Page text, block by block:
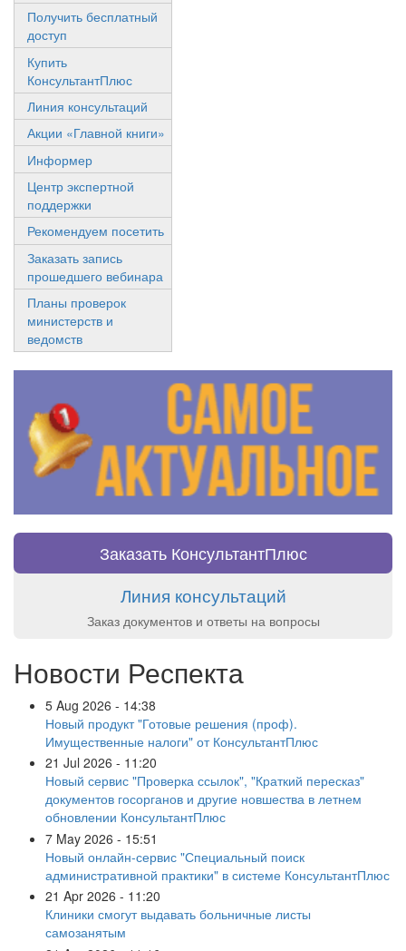
Получить бесплатный
доступ
Купить
КонсультантПлюс
Линия консультаций
Акции «Главной книги»
Информер
Центр экспертной
поддержки
Рекомендуем посетить
Заказать запись
прошедшего вебинара
Планы проверок
министерств и
ведомств
Заказать КонсультантПлюс
Линия консультаций
Заказ документов и ответы на вопросы
Новости Респекта
5 Aug 2026 - 14:38
Новый продукт "Готовые решения (проф).
Имущественные налоги" от КонсультантПлюс
21 Jul 2026 - 11:20
Новый сервис "Проверка ссылок", "Краткий пересказ"
документов госорганов и другие новшества в летнем
обновлении КонсультантПлюс
7 May 2026 - 15:51
Новый онлайн-сервис "Специальный поиск
административной практики" в системе КонсультантПлюс
21 Apr 2026 - 11:20
Клиники смогут выдавать больничные листы
самозанятым